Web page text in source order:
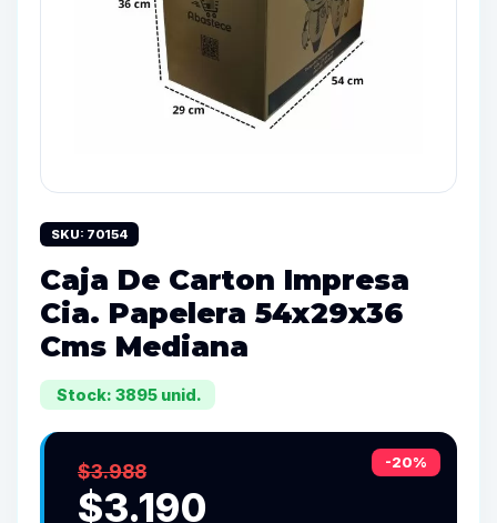
SKU: 70154
Caja De Carton Impresa
Cia. Papelera 54x29x36
Cms Mediana
Stock: 3895 unid.
-20%
$3.988
$3.190